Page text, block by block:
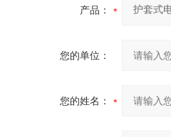
产品：
您的单位：
您的姓名：